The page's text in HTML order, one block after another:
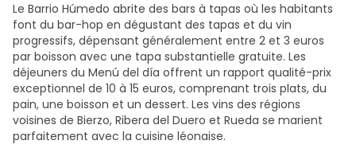
Le Barrio Húmedo abrite des bars à tapas où les habitants
font du bar-hop en dégustant des tapas et du vin
progressifs, dépensant généralement entre 2 et 3 euros
par boisson avec une tapa substantielle gratuite. Les
déjeuners du Menú del día offrent un rapport qualité-prix
exceptionnel de 10 à 15 euros, comprenant trois plats, du
pain, une boisson et un dessert. Les vins des régions
voisines de Bierzo, Ribera del Duero et Rueda se marient
parfaitement avec la cuisine léonaise.